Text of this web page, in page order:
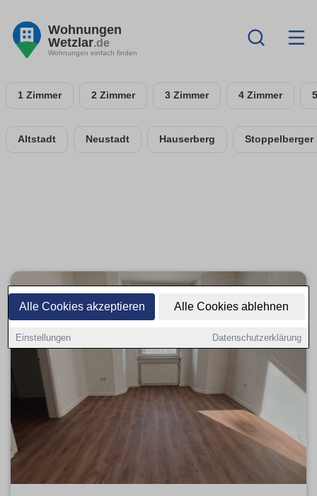
Alle Cookies akzeptieren Alle Cookies ablehnen
Einstellungen Datenschutzerklärung
Wohnungen
Wetzlar.de
Wohnungen einfach finden
1 Zimmer 2 Zimmer 3 Zimmer 4 Zimmer
Altstadt Neustadt Hauserberg Stoppelberger